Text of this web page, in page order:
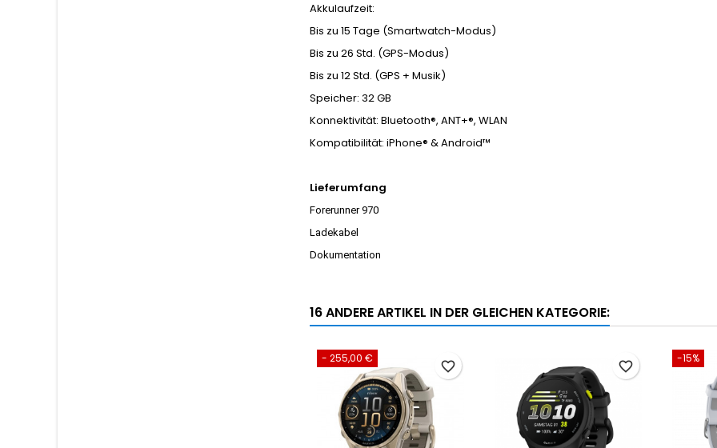
Akkulaufzeit:
Bis zu 15 Tage (Smartwatch-Modus)
Bis zu 26 Std. (GPS-Modus)
Bis zu 12 Std. (GPS + Musik)
Speicher: 32 GB
Konnektivität: Bluetooth®, ANT+®, WLAN
Kompatibilität: iPhone® & Android™
Lieferumfang
Forerunner 970
Ladekabel
Dokumentation
16 ANDERE ARTIKEL IN DER GLEICHEN KATEGORIE:
- 255,00 €
favorite_border favorite_border
-15%